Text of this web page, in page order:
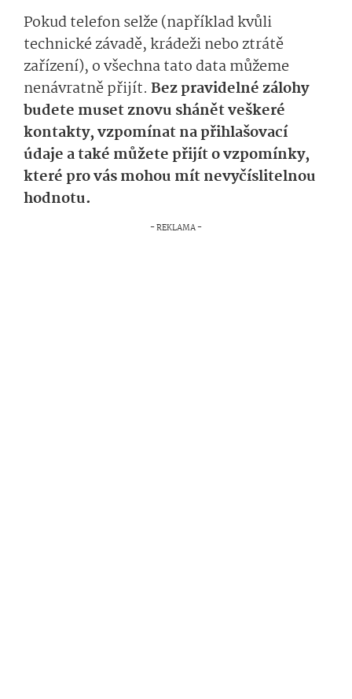
Pokud telefon selže (například kvůli
technické závadě, krádeži nebo ztrátě
zařízení), o všechna tato data můžeme
nenávratně přijít. Bez pravidelné zálohy
budete muset znovu shánět veškeré
kontakty, vzpomínat na přihlašovací
údaje a také můžete přijít o vzpomínky,
které pro vás mohou mít nevyčíslitelnou
hodnotu.